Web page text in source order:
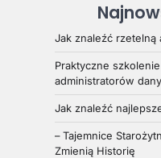
Jak znaleźć rzetelną
Praktyczne
administratorów
Jak znaleźć
– Tajemnice
Zmienią Historię